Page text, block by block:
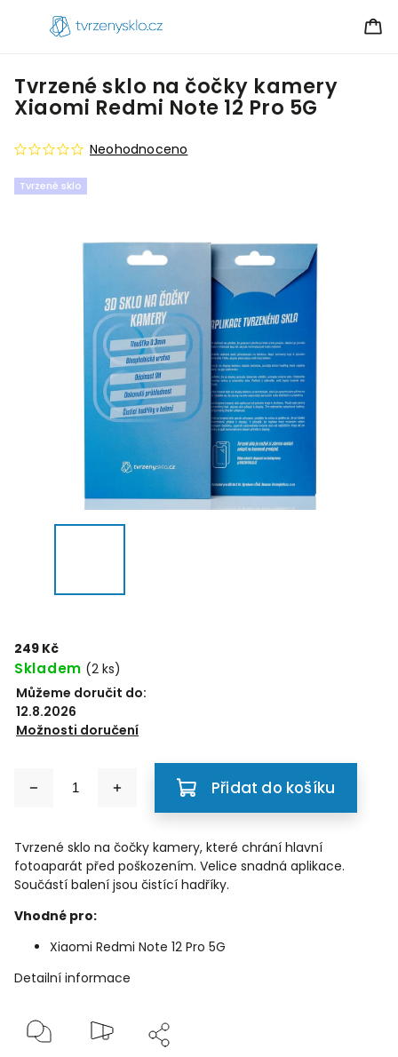
Tvrzené sklo na čočky kamery
Xiaomi Redmi Note 12 Pro 5G
Tvrzené sklo
Neohodnoceno
249 Kč
Skladem (2 ks)
Můžeme doručit do:
12.8.2026
Možnosti doručení
Přidat do košíku
Tvrzené sklo na čočky kamery, které chrání hlavní
fotoaparát před poškozením. Velice snadná aplikace.
Součástí balení jsou čistící hadříky.
Vhodné pro:
Xiaomi Redmi Note 12 Pro 5G
Detailní informace